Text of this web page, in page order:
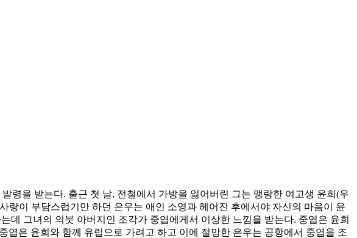
령을 받는다. 출근 첫 날, 전철에서 가방을 잃어버린 그는 맹랑한 여고생 윤희(우
이 부담스럽기만 하던 은우는 애인 소영과 헤어진 후에서야 자신의 마음이 윤
데 그녀의 의붓 아버지인 조각가 중엽에게서 이상한 느낌을 받는다. 중엽은 윤희
은 윤희와 함께 유럽으로 가려고 하고 이에 절망한 은우는 공항에서 중엽을 조